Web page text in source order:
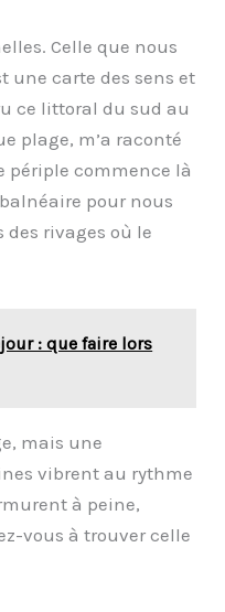
Celle que nous
une carte des sens et
ce littoral du sud au
plage, m’a raconté
périple commence là
pour nous
des rivages où le
: que faire lors
mais une
vibrent au rythme
à peine,
vous à trouver celle